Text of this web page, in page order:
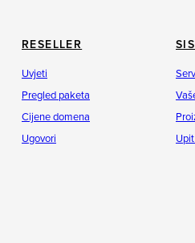
RESELLER
Uvjeti
Pregled paketa
Cijene domena
Ugovori